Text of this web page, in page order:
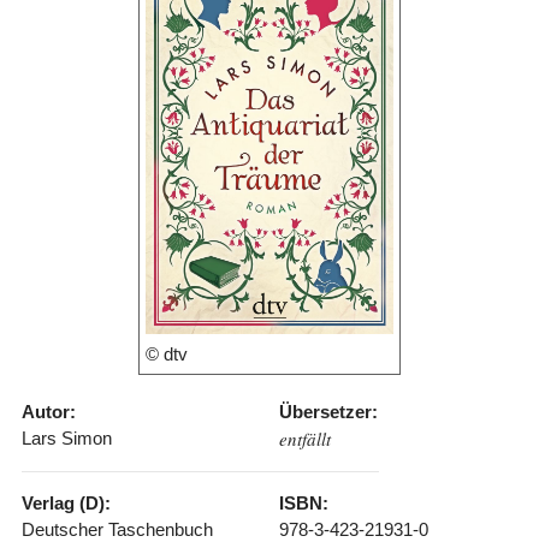
© dtv
Autor:
Lars Simon
Übersetzer:
entfällt
Verlag (D):
Deutscher Taschenbuch
ISBN:
978-3-423-21931-0